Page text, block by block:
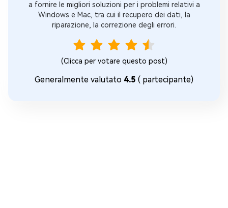
a fornire le migliori soluzioni per i problemi relativi a
Windows e Mac, tra cui il recupero dei dati, la
riparazione, la correzione degli errori.
(Clicca per votare questo post)
Generalmente valutato 4.5 ( partecipante)